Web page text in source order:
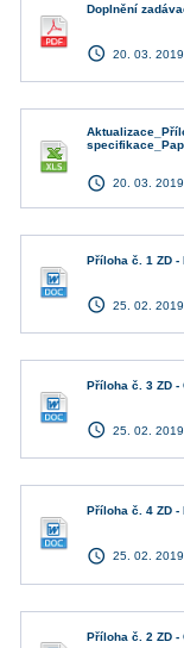
Doplnění
access_time 20. 03.
access_time 20. 03.
Příloha č. 1 ZD -
access_time 25. 02.
Příloha č. 3 ZD
access_time 25. 02.
Příloha č. 4 ZD
access_time 25. 02.
Příloha č. 2 ZD -